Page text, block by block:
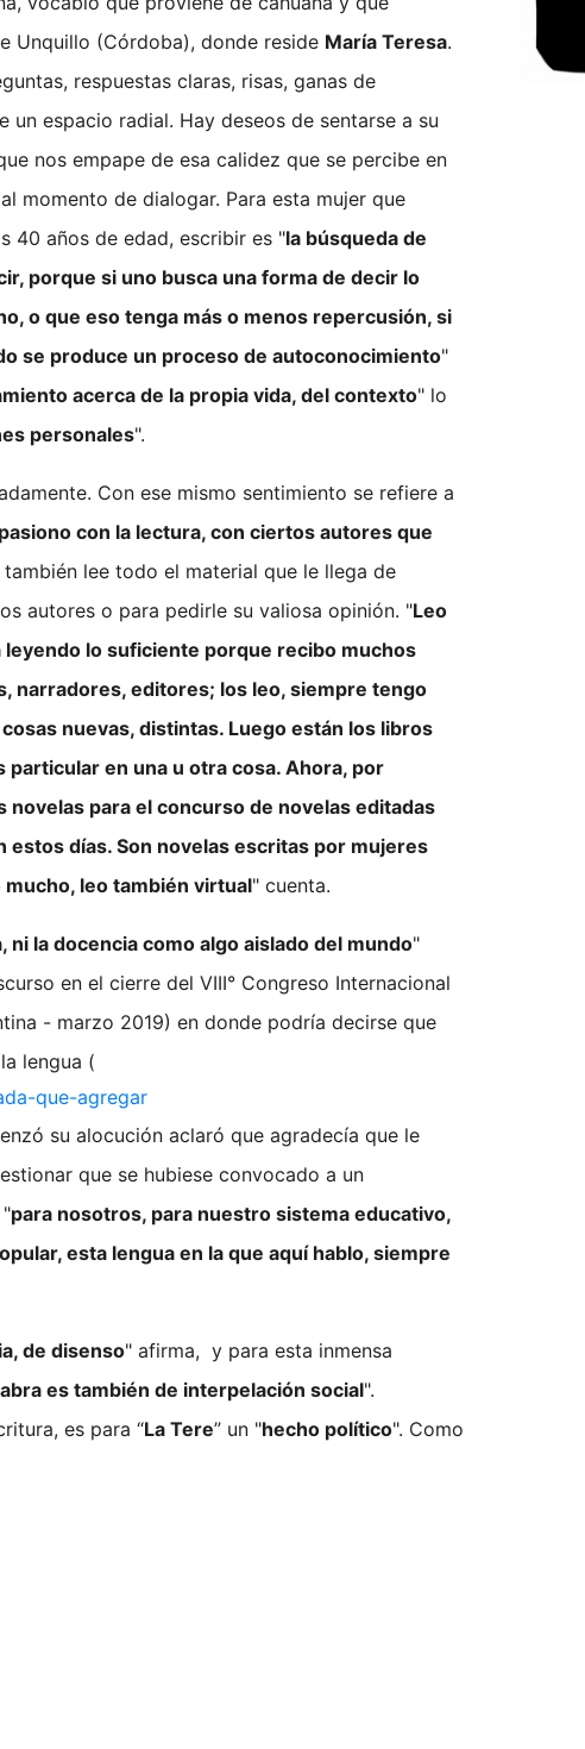
Unquillo (Córdoba), donde reside María Teresa.
respuestas claras, risas, ganas de
espacio radial. Hay deseos de sentarse a su
nos empape de esa calidez que se percibe en
momento de dialogar. Para esta mujer que
40 años de edad, escribir es "la búsqueda de
porque si uno busca una forma de decir lo
o que eso tenga más o menos repercusión, si
se produce un proceso de autoconocimiento"
acerca de la propia vida, del contexto" lo
personales".
Con ese mismo sentimiento se refiere a
con la lectura, con ciertos autores que
también lee todo el material que le llega de
autores o para pedirle su valiosa opinión. "Leo
lo suficiente porque recibo muchos
narradores, editores; los leo, siempre tengo
nuevas, distintas. Luego están los libros
en una u otra cosa. Ahora, por
para el concurso de novelas editadas
estos días. Son novelas escritas por mujeres
leo también virtual" cuenta.
la docencia como algo aislado del mundo"
en el cierre del VIII° Congreso Internacional
- marzo 2019) en donde podría decirse que
lengua (
que-agregar
su alocución aclaró que agradecía que le
que se hubiese convocado a un
"para nosotros, para nuestro sistema educativo,
esta lengua en la que aquí hablo, siempre
de disenso" afirma, y para esta inmensa
es también de interpelación social".
es para “La Tere” un "hecho político". Como